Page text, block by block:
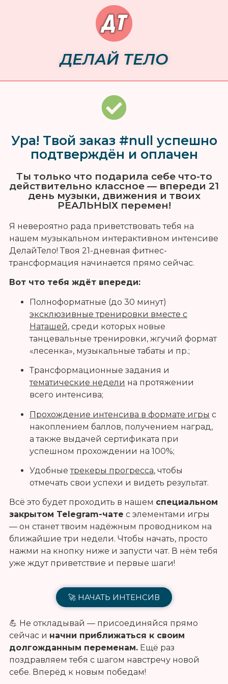
ДЕЛАЙ ТЕЛО
Ура! Твой заказ #null успешно
подтверждён и оплачен
Ты только что подарила себе что-то
действительно классное — впереди 21
день музыки, движения и твоих
РЕАЛЬНЫХ перемен!
Я невероятно рада приветствовать тебя на
нашем музыкальном интерактивном интенсиве
ДелайТело! Твоя 21-дневная фитнес-
трансформация начинается прямо сейчас.
Вот что тебя ждёт впереди:
Полноформатные (до 30 минут)
эксклюзивные тренировки вместе с
Наташей, среди которых новые
танцевальные тренировки, жгучий формат
«лесенка», музыкальные табаты и пр.;
Трансформационные задания и
тематические недели на протяжении
всего интенсива;
Прохождение интенсива в формате игры с
накоплением баллов, получением наград,
а также выдачей сертификата при
успешном прохождении на 100%;
Удобныетрекеры прогресса, чтобы
отмечать свои успехи и видеть результат.
Всё это будет проходить в нашем специальном
закрытом Telegram-чате с элементами игры
— он станет твоим надёжным проводником на
ближайшие три недели. Чтобы начать, просто
нажми на кнопку ниже и запусти чат. В нём тебя
уже ждут приветствие и первые шаги!
🚀 НАЧАТЬ ИНТЕНСИВ
💪 Не откладывай — присоединяйся прямо
сейчас и начни приближаться к своим
долгожданным переменам. Ещё раз
поздравляем тебя с шагом навстречу новой
себе. Вперёд к новым победам!